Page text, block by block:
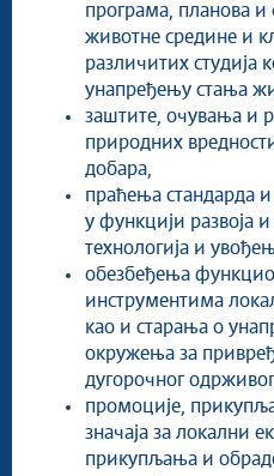
програма, планова и
животне средине и
различитих студија
унапређењу стања
заштите, очувања и
природних
добара,
праћења стандарда
у функцији развоја
технологија и
обезбеђења
инструментима
као и старања о
окружења за
дугорочног одрживог
промоције,
значаја за локални
прикупљања и